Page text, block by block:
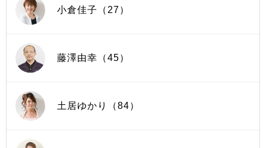
小倉佳子（27）
藤澤由幸（45）
土居ゆかり（84）